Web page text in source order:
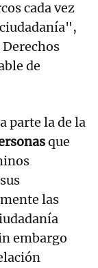
cada vez
de
parte la de la
que
las
embargo